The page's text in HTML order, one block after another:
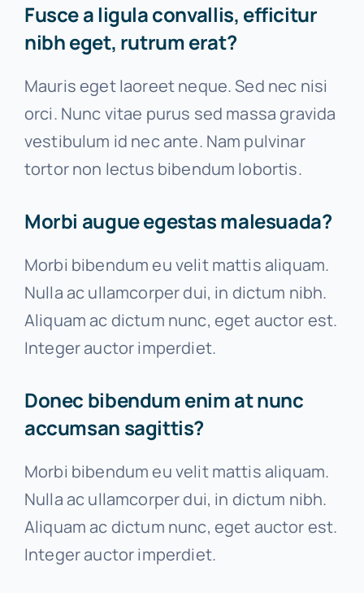
Fusce a ligula convallis, efficitur
nibh eget, rutrum erat?
Mauris eget laoreet neque. Sed nec nisi
orci. Nunc vitae purus sed massa gravida
vestibulum id nec ante. Nam pulvinar
tortor non lectus bibendum lobortis.
Morbi augue egestas malesuada?
Morbi bibendum eu velit mattis aliquam.
Nulla ac ullamcorper dui, in dictum nibh.
Aliquam ac dictum nunc, eget auctor est.
Integer auctor imperdiet.
Donec bibendum enim at nunc
accumsan sagittis?
Morbi bibendum eu velit mattis aliquam.
Nulla ac ullamcorper dui, in dictum nibh.
Aliquam ac dictum nunc, eget auctor est.
Integer auctor imperdiet.